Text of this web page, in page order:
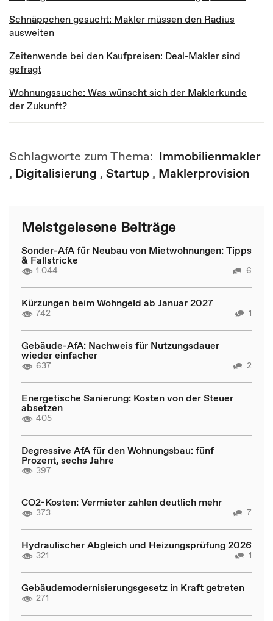
Schnäppchen gesucht: Makler müssen den Radius
ausweiten
Zeitenwende bei den Kaufpreisen: Deal-Makler sind
gefragt
Wohnungssuche: Was wünscht sich der Maklerkunde
der Zukunft?
Schlagworte zum Thema: Immobilienmakler
, Digitalisierung , Startup , Maklerprovision
Meistgelesene Beiträge
Sonder-AfA für Neubau von Mietwohnungen: Tipps
& Fallstricke
1.044 6
Kürzungen beim Wohngeld ab Januar 2027
742 1
Gebäude-AfA: Nachweis für Nutzungsdauer
wieder einfacher
637 2
Energetische Sanierung: Kosten von der Steuer
absetzen
405
Degressive AfA für den Wohnungsbau: fünf
Prozent, sechs Jahre
397
CO2-Kosten: Vermieter zahlen deutlich mehr
373 7
Hydraulischer Abgleich und Heizungsprüfung 2026
321 1
Gebäudemodernisierungsgesetz in Kraft getreten
271